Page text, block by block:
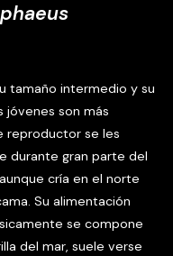
tamaño intermedio y su
jóvenes son más
reproductor se les
durante gran parte del
cría en el norte
Su alimentación
se compone
del mar, suele verse